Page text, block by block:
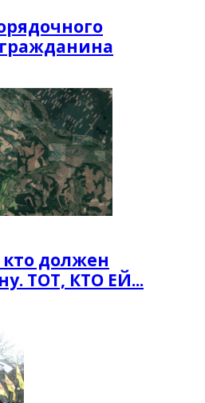
кто должен
ТОТ, КТО ЕЙ...